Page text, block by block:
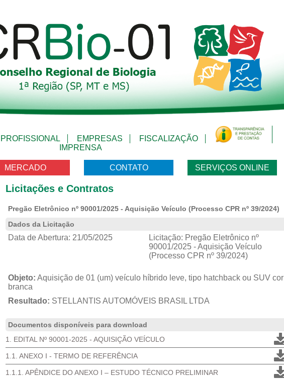
PROFISSIONAL EMPRESAS
FISCALIZAÇÃO
IMPRENSA
MERCADO CONTATO SERVIÇOS ONLINE
Licitações e Contratos
Pregão Eletrônico nº 90001/2025 - Aquisição Veículo (Processo CPR nº 39/2024)
Dados da Licitação
Data de Abertura: 21/05/2025 Licitação: Pregão Eletrônico nº
90001/2025 - Aquisição Veículo
(Processo CPR nº 39/2024)
Objeto: Aquisição de 01 (um) veículo híbrido leve, tipo hatchback ou SUV cor
branca
Resultado: STELLANTIS AUTOMÓVEIS BRASIL LTDA
Documentos disponíveis para download
1. EDITAL Nº 90001-2025 - AQUISIÇÃO VEÍCULO
1.1. ANEXO I - TERMO DE REFERÊNCIA
1.1.1. APÊNDICE DO ANEXO I – ESTUDO TÉCNICO PRELIMINAR